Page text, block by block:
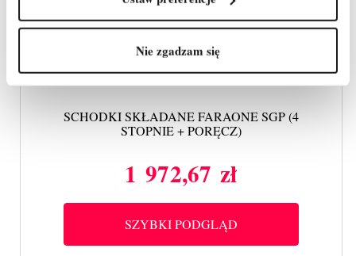
Nie zgadzam się
SCHODKI SKŁADANE FARAONE SGP (4
STOPNIE + PORĘCZ)
Cena
1 972,67 zł
SZYBKI PODGLĄD